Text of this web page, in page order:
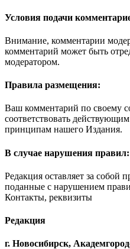
Условия подачи
Внимание, комментарии
комментарий может быть
модератором.
Правила размещения:
Ваш комментарий по своему
соответствовать
принципам нашего Издания.
В случае нарушения правил:
Редакция оставляет за собой
поданные с нарушением
Контакты, реквизиты
Редакция
г. Новосибирск,